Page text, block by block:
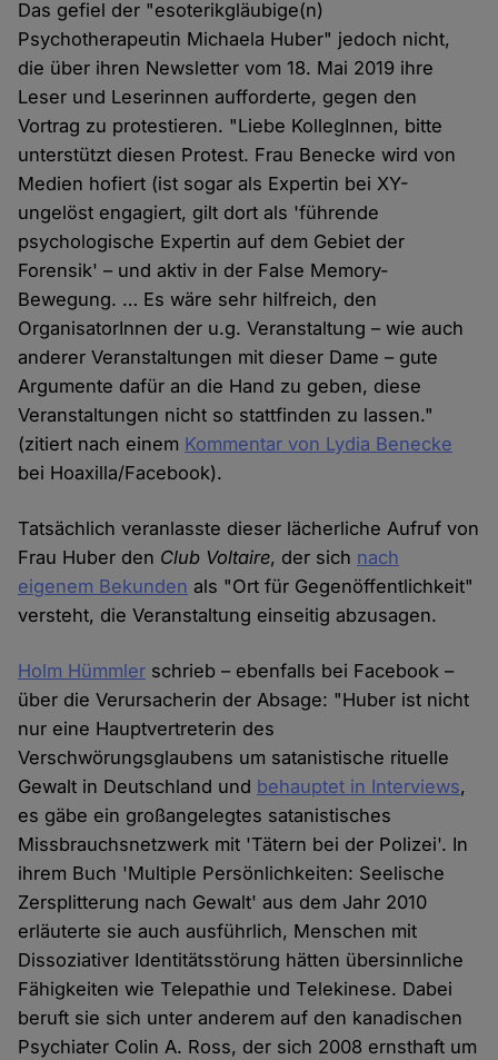
Das gefiel der "esoterikgläubige(n)
Psychotherapeutin Michaela Huber" jedoch nicht,
die über ihren Newsletter vom 18. Mai 2019 ihre
Leser und Leserinnen aufforderte, gegen den
Vortrag zu protestieren. "Liebe KollegInnen, bitte
unterstützt diesen Protest. Frau Benecke wird von
Medien hofiert (ist sogar als Expertin bei XY-
ungelöst engagiert, gilt dort als 'führende
psychologische Expertin auf dem Gebiet der
Forensik' – und aktiv in der False Memory-
Bewegung. … Es wäre sehr hilfreich, den
OrganisatorInnen der u.g. Veranstaltung – wie auch
anderer Veranstaltungen mit dieser Dame – gute
Argumente dafür an die Hand zu geben, diese
Veranstaltungen nicht so stattfinden zu lassen."
(zitiert nach einem Kommentar von Lydia Benecke
bei Hoaxilla/Facebook).
Tatsächlich veranlasste dieser lächerliche Aufruf von
Frau Huber den Club Voltaire, der sich nach
eigenem Bekunden als "Ort für Gegenöffentlichkeit"
versteht, die Veranstaltung einseitig abzusagen.
Holm Hümmler schrieb – ebenfalls bei Facebook –
über die Verursacherin der Absage: "Huber ist nicht
nur eine Hauptvertreterin des
Verschwörungsglaubens um satanistische rituelle
Gewalt in Deutschland und behauptet in Interviews,
es gäbe ein großangelegtes satanistisches
Missbrauchsnetzwerk mit 'Tätern bei der Polizei'. In
ihrem Buch 'Multiple Persönlichkeiten: Seelische
Zersplitterung nach Gewalt' aus dem Jahr 2010
erläuterte sie auch ausführlich, Menschen mit
Dissoziativer Identitätsstörung hätten übersinnliche
Fähigkeiten wie Telepathie und Telekinese. Dabei
beruft sie sich unter anderem auf den kanadischen
Psychiater Colin A. Ross, der sich 2008 ernsthaft um